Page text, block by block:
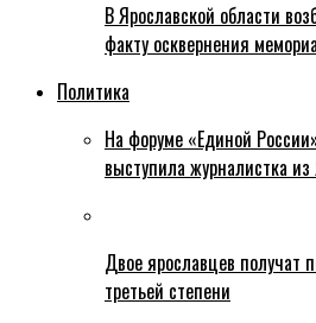
В Ярославской области
факту осквернения
Политика
На форуме «Единой
выступила журналистка
Двое ярославцев получат
третьей степени